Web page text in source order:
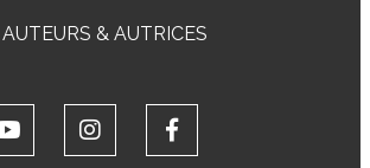
AUTEURS & AUTRICES